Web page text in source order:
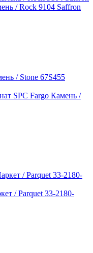
/ Rock 9104 Saffron
SPC Fargo Камень /
/ Parquet 33-2180-